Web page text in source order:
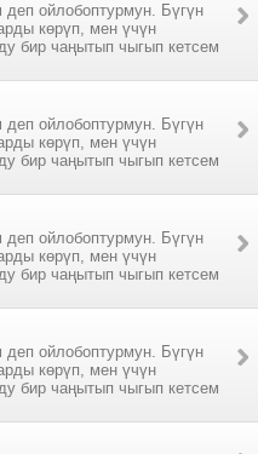
ойлобоптурмун. Бүгүн
көрүп, мен үчүн
бир чаңытып чыгып кетсем
ойлобоптурмун. Бүгүн
көрүп, мен үчүн
бир чаңытып чыгып кетсем
ойлобоптурмун. Бүгүн
көрүп, мен үчүн
бир чаңытып чыгып кетсем
ойлобоптурмун. Бүгүн
көрүп, мен үчүн
бир чаңытып чыгып кетсем